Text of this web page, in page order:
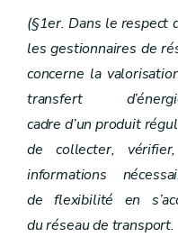
(§1er. Dans le respect
les gestionnaires de
concerne la
transfert
cadre d’un produit
de collecter,
informations
de flexibilité en
du réseau de transport.